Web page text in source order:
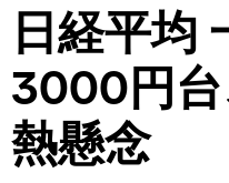
日経平均
3000円
熱懸念